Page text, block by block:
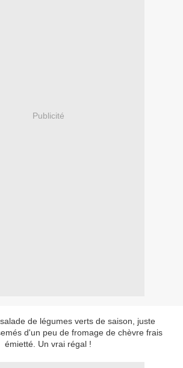
Publicité
de légumes verts de saison, juste
d'un peu de fromage de chèvre frais
émietté. Un vrai régal !